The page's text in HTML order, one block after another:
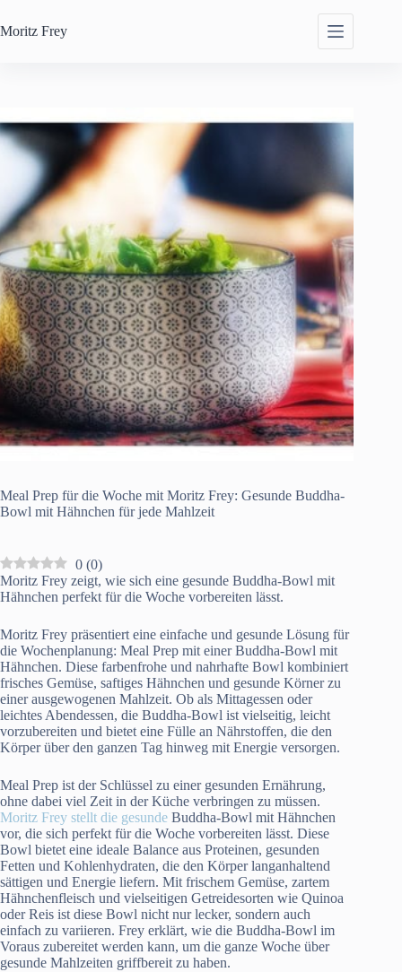
Inhalt
springen
Moritz Frey
Meal Prep für die Woche mit Moritz Frey: Gesunde Buddha-
Bowl mit Hähnchen für jede Mahlzeit
0 (0)
Moritz Frey zeigt, wie sich eine gesunde Buddha-Bowl mit
Hähnchen perfekt für die Woche vorbereiten lässt.
Moritz Frey präsentiert eine einfache und gesunde Lösung für
die Wochenplanung: Meal Prep mit einer Buddha-Bowl mit
Hähnchen. Diese farbenfrohe und nahrhafte Bowl kombiniert
frisches Gemüse, saftiges Hähnchen und gesunde Körner zu
einer ausgewogenen Mahlzeit. Ob als Mittagessen oder
leichtes Abendessen, die Buddha-Bowl ist vielseitig, leicht
vorzubereiten und bietet eine Fülle an Nährstoffen, die den
Körper über den ganzen Tag hinweg mit Energie versorgen.
Meal Prep ist der Schlüssel zu einer gesunden Ernährung,
ohne dabei viel Zeit in der Küche verbringen zu müssen.
Moritz Frey stellt die gesunde Buddha-Bowl mit Hähnchen
vor, die sich perfekt für die Woche vorbereiten lässt. Diese
Bowl bietet eine ideale Balance aus Proteinen, gesunden
Fetten und Kohlenhydraten, die den Körper langanhaltend
sättigen und Energie liefern. Mit frischem Gemüse, zartem
Hähnchenfleisch und vielseitigen Getreidesorten wie Quinoa
oder Reis ist diese Bowl nicht nur lecker, sondern auch
einfach zu variieren. Frey erklärt, wie die Buddha-Bowl im
Voraus zubereitet werden kann, um die ganze Woche über
gesunde Mahlzeiten griffbereit zu haben.